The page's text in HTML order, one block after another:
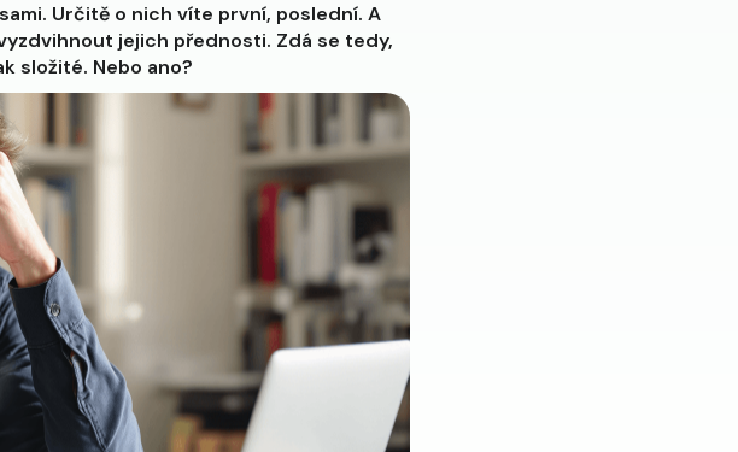
Určitě o nich víte první, poslední. A
jejich přednosti. Zdá se tedy,
složité. Nebo ano?